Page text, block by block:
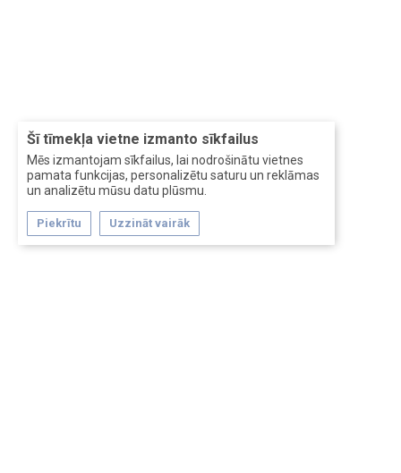
Šī tīmekļa vietne izmanto sīkfailus
Mēs izmantojam sīkfailus, lai nodrošinātu vietnes
pamata funkcijas, personalizētu saturu un reklāmas
un analizētu mūsu datu plūsmu.
Piekrītu Uzzināt vairāk